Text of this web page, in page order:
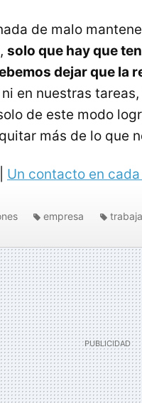
de malo
solo que hay que
dejar que la
en nuestras
de este modo
más de lo que
Un contacto en
empresa